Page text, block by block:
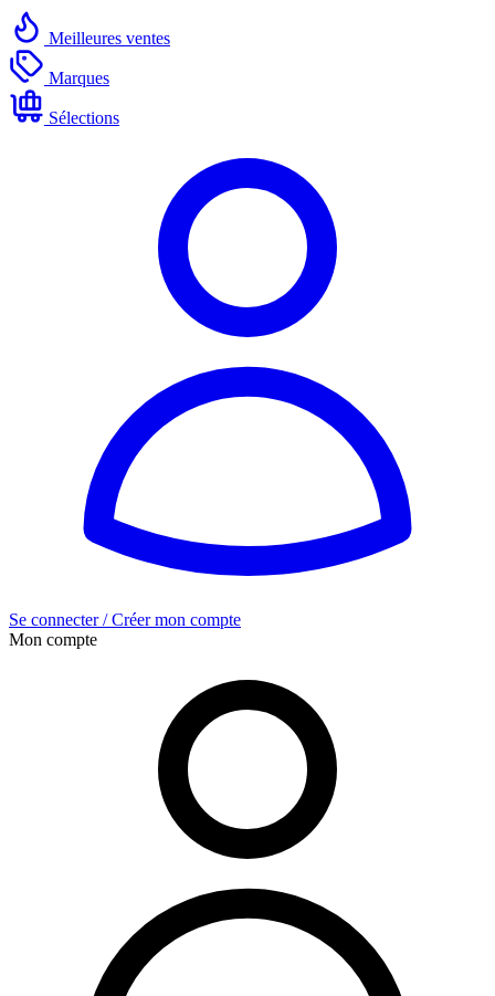
Meilleures ventes
Marques
Sélections
Se connecter / Créer mon compte
Mon compte